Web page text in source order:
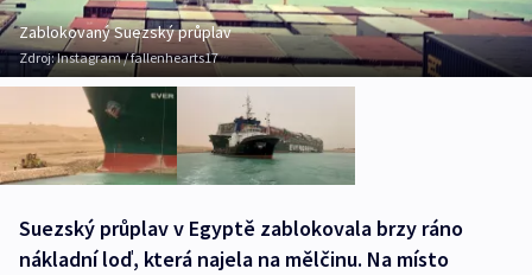
Zablokovaný Suezský průplav
Zdroj:Instagram / fallenhearts17
Suezský průplav v Egyptě zablokovala brzy ráno
nákladní loď, která najela na mělčinu. Na místo